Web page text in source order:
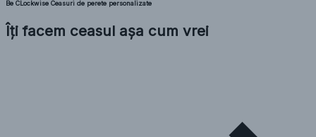
Be CLockwise Ceasuri de perete personalizate
Îți facem ceasul așa cum vrei